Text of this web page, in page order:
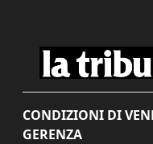
CONDIZIONI DI
GERENZA